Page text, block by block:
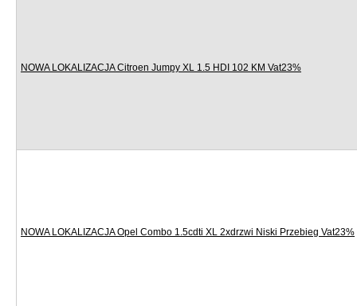
NOWA LOKALIZACJA Citroen Jumpy XL 1.5 HDI 102 KM Vat23%
NOWA LOKALIZACJA Opel Combo 1.5cdti XL 2xdrzwi Niski Przebieg Vat23%